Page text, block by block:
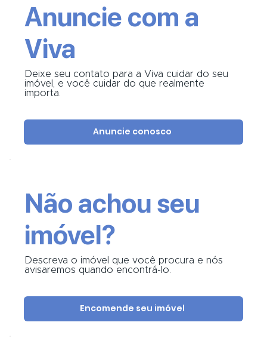
Anuncie com a
Viva
Deixe seu contato para a Viva cuidar do seu
imóvel, e você cuidar do que realmente
importa.
Anuncie conosco
Não achou seu
imóvel?
Descreva o imóvel que você procura e nós
avisaremos quando encontrá-lo.
Encomende seu imóvel